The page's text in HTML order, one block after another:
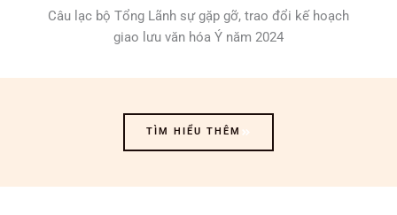
Câu lạc bộ Tổng Lãnh sự gặp gỡ, trao đổi kế hoạch
giao lưu văn hóa Ý năm 2024
TÌM HIỂU THÊM